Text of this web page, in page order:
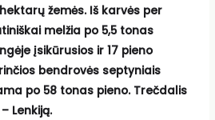
žemės. Iš karvės per
melžia po 5,5 tonas
įsikūrusios ir 17 pieno
bendrovės septyniais
po 58 tonas pieno. Trečdalis
Lenkiją.